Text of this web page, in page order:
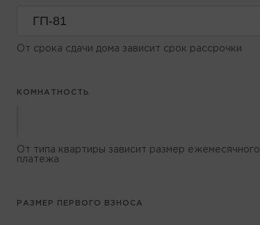
От срока сдачи дома зависит срок рассрочки
КОМНАТНОСТЬ
От типа квартиры зависит размер ежемесячного
платежа
РАЗМЕР ПЕРВОГО ВЗНОСА